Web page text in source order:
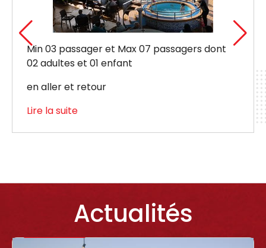
Valable à partir d’un passager avec ou sans
véhicule.
Maximum 09 passagers
Lire la suite
Actualités